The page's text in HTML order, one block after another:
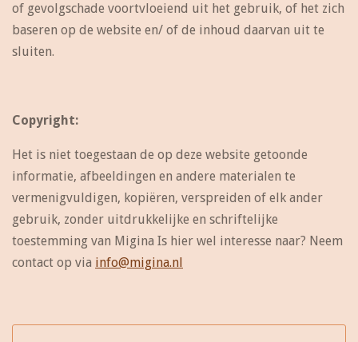
of gevolgschade voortvloeiend uit het gebruik, of het zich
baseren op de website en/ of de inhoud daarvan uit te
sluiten.
Copyright:
Het is niet toegestaan de op deze website getoonde
informatie, afbeeldingen en andere materialen te
vermenigvuldigen, kopiëren, verspreiden of elk ander
gebruik, zonder uitdrukkelijke en schriftelijke
toestemming van Migina Is hier wel interesse naar? Neem
contact op via info@migina.nl